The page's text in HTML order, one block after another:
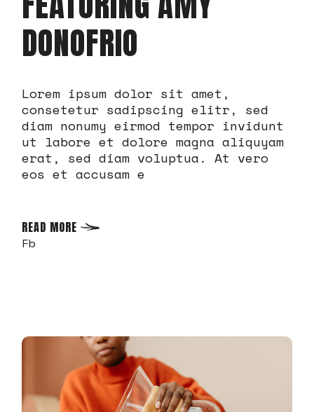
DONOFRIO
Lorem ipsum dolor sit amet,
consetetur sadipscing elitr, sed
diam nonumy eirmod tempor invidunt
ut labore et dolore magna aliquyam
erat, sed diam voluptua. At vero
eos et accusam e
READ MORE
Fb